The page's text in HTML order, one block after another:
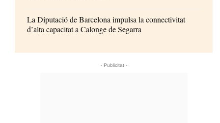
La Diputació de Barcelona impulsa la connectivitat
d’alta capacitat a Calonge de Segarra
- Publicitat -